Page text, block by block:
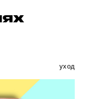
уход